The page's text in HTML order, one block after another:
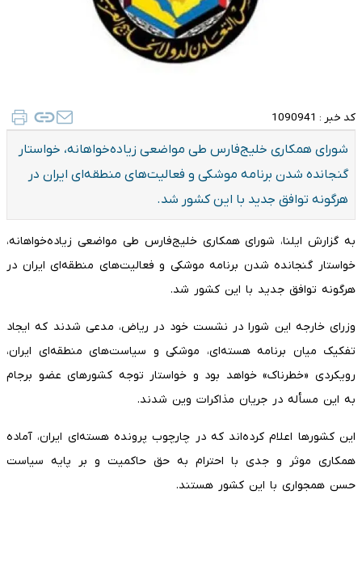
کد خبر : 1090941
شورای همکاری خلیج‌فارس طی مواضعی زیاده‌خواهانه، خواستار
گنجانده شدن برنامه موشکی و فعالیت‌های منطقه‌ای ایران در
هرگونه توافق جدید با این کشور شد.
به گزارش ایلنا، شورای همکاری خلیج‌فارس طی مواضعی زیاده‌خواهانه،
خواستار گنجانده شدن برنامه موشکی و فعالیت‌های منطقه‌ای ایران در
هرگونه توافق جدید با این کشور شد.
وزرای خارجه این شورا در نشست خود در ریاض، مدعی شدند که ایجاد
تفکیک میان برنامه هسته‌ای، موشکی و سیاست‌های منطقه‌ای ایران،
رویکردی «خطرناک» خواهد بود و خواستار توجه کشورهای عضو برجام
به این مسأله در جریان مذاکرات وین شدند.
این کشورها اعلام کرده‌اند که در چارچوب پرونده هسته‌ای ایران، آماده
همکاری موثر و جدی با احترام به حق حاکمیت و بر پایه سیاست
حسن همجواری با این کشور هستند.